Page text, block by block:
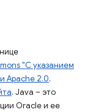
"С указанием
Apache 2.0.
. Java – это
Oracle и ее